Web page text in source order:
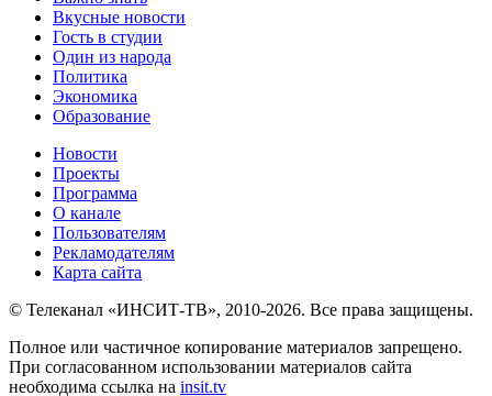
Вкусные новости
Гость в студии
Один из народа
Политика
Экономика
Образование
Новости
Проекты
Программа
О канале
Пользователям
Рекламодателям
Карта сайта
© Телеканал «ИНСИТ-ТВ», 2010-2026. Все права защищены.
Полное или частичное копирование материалов запрещено.
При согласованном использовании материалов сайта
необходима ссылка на insit.tv